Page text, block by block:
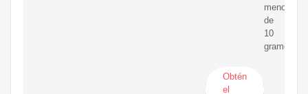
menos
de
10
gramos.
Obtén
el